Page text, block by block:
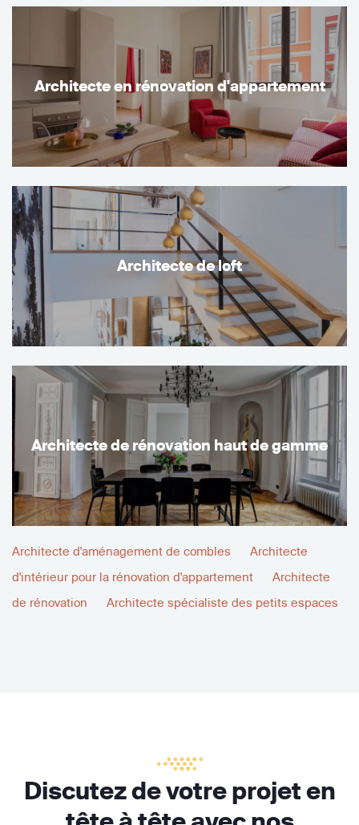
Architecte en rénovation d'appartement
Architecte de loft
Architecte de rénovation haut de gamme
Architecte d'aménagement de combles
Architecte
d'intérieur pour la rénovation d'appartement
Architecte
de rénovation
Architecte spécialiste des petits espaces
Discutez de votre projet en